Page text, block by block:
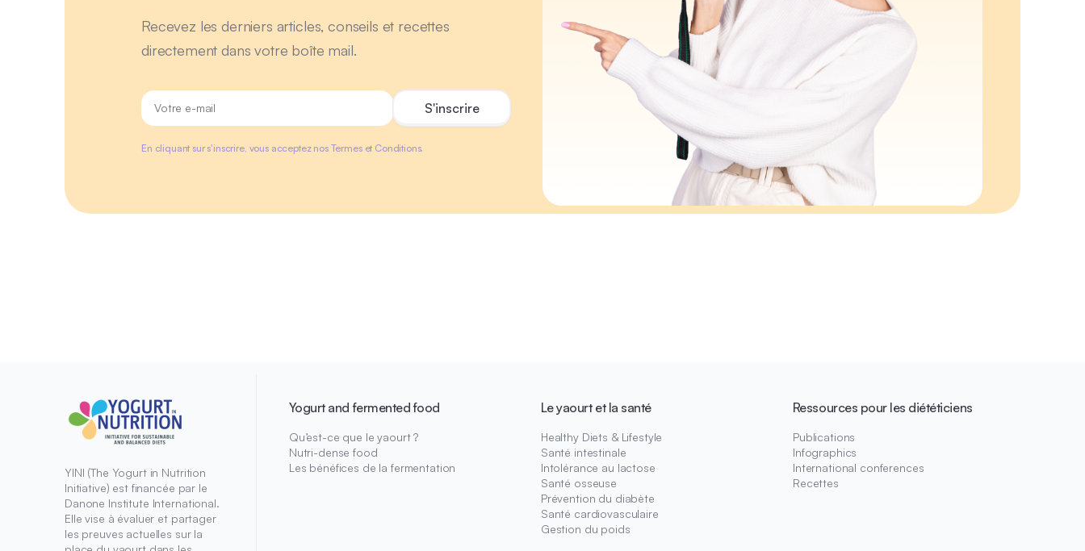
Recevez les derniers articles, conseils et recettes
directement dans votre boîte mail.
En cliquant sur s'inscrire, vous acceptez nos Termes et Conditions.
Yogurt and fermented food
Qu’est-ce que le yaourt ?
Nutri-dense food
Les bénéfices de la fermentation
Le yaourt et la santé
Healthy Diets & Lifestyle
Santé intestinale
Intolérance au lactose
Santé osseuse
Prévention du diabète
Santé cardiovasculaire
Gestion du poids
Ressources pour les diététiciens
Publications
Infographics
International conferences
Recettes
YINI (The Yogurt in Nutrition
Initiative) est financée par le
Danone Institute International.
Elle vise à évaluer et partager
les preuves actuelles sur la